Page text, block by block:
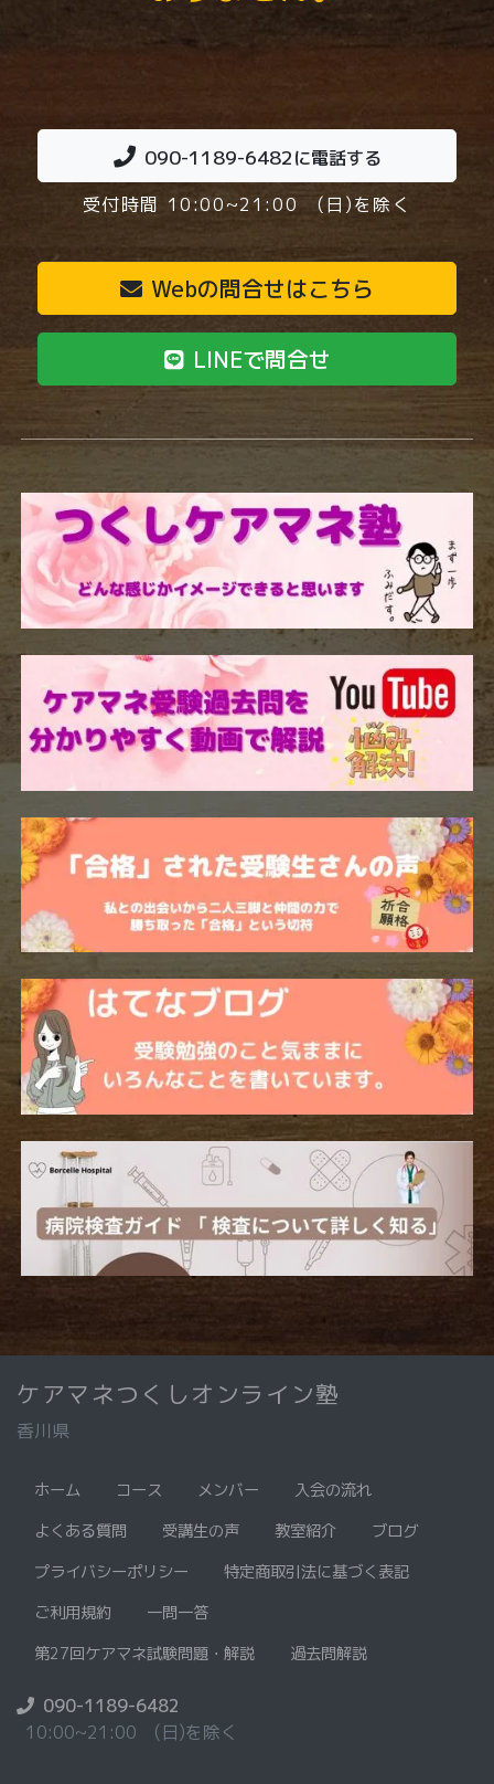
090-1189-6482に電話する
受付時間 10:00~21:00 (日)を除く
Webの問合せはこちら
LINEで問合せ
ケアマネつくしオンライン塾
香川県
ホーム コース メンバー
入会の流れ
よくある質問
受講生の声 教室紹介
ブログ
プライバシーポリシー
特定商取引法に基づく表記
ご利用規約
一問一答
第27回ケアマネ試験問題・解説
過去問解説
090-1189-6482
10:00~21:00 (日)を除く